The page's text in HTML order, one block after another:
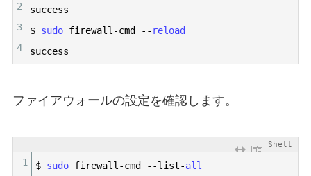
2
3
4
success
$ sudo firewall -cmd -- reload
success
ファイアウォールの設定を確認します。
Shell
1
$ sudo firewall -cmd --list-all